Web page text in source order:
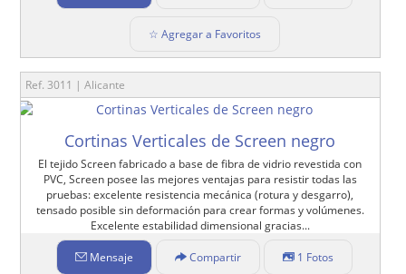
☆ Agregar a Favoritos
Ref. 3011 | Alicante
Cortinas Verticales de Screen negro
El tejido Screen fabricado a base de fibra de vidrio revestida con
PVC, Screen posee las mejores ventajas para resistir todas las
pruebas: excelente resistencia mecánica (rotura y desgarro),
tensado posible sin deformación para crear formas y volúmenes.
Excelente estabilidad dimensional gracias...
Mensaje Compartir 1 Fotos